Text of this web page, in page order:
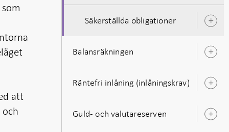
att
Säkerställda obligationer
Balansräkningen
Räntefri inlåning (inlåningskrav)
Guld- och valutareserven